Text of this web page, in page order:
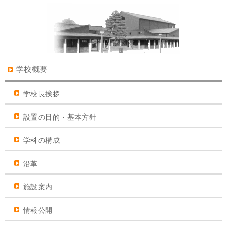
学校概要
学校長挨拶
設置の目的・基本方針
学科の構成
沿革
施設案内
情報公開